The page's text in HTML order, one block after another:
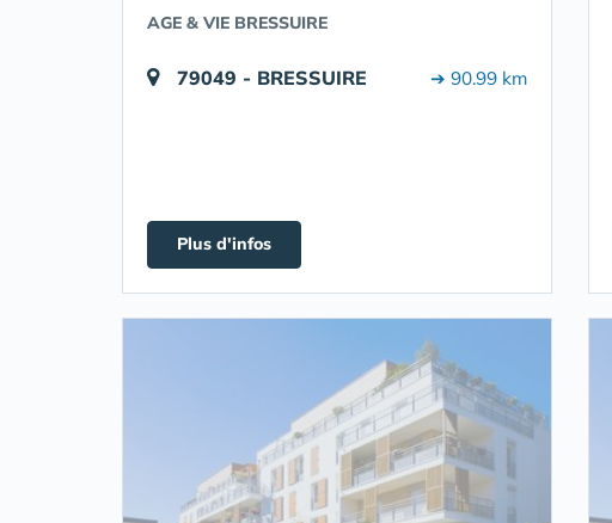
AGE & VIE BRESSUIRE
79049 - BRESSUIRE ➔ 90.99 km
Plus d'infos